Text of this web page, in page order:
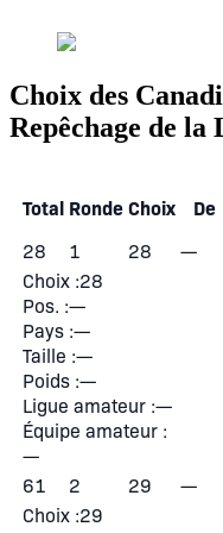
Choix des
Repêchage de la